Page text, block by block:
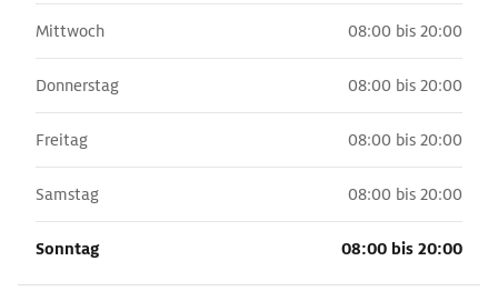
Mittwoch 08:00 bis 20:00
Donnerstag 08:00 bis 20:00
Freitag 08:00 bis 20:00
Samstag 08:00 bis 20:00
Sonntag 08:00 bis 20:00